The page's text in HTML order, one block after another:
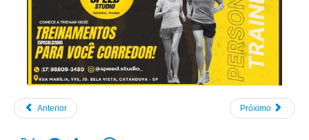
Anterior Próximo